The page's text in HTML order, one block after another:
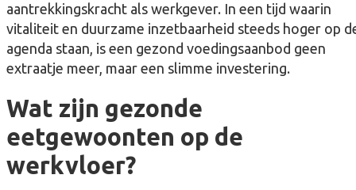
aantrekkingskracht als werkgever. In een tijd waarin
vitaliteit en duurzame inzetbaarheid steeds hoger op
agenda staan, is een gezond voedingsaanbod geen
extraatje meer, maar een slimme investering.
Wat zijn gezonde
eetgewoonten op de
werkvloer?